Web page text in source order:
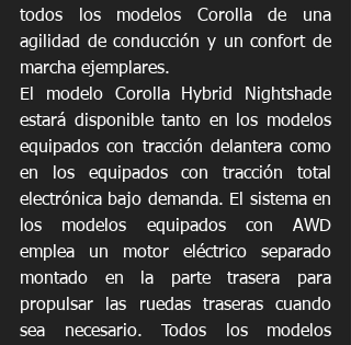
todos los modelos Corolla de una
agilidad de conducción y un confort de
marcha ejemplares.
El modelo Corolla Hybrid Nightshade
estará disponible tanto en los modelos
equipados con tracción delantera como
en los equipados con tracción total
electrónica bajo demanda. El sistema en
los modelos equipados con AWD
emplea un motor eléctrico separado
montado en la parte trasera para
propulsar las ruedas traseras cuando
sea necesario. Todos los modelos